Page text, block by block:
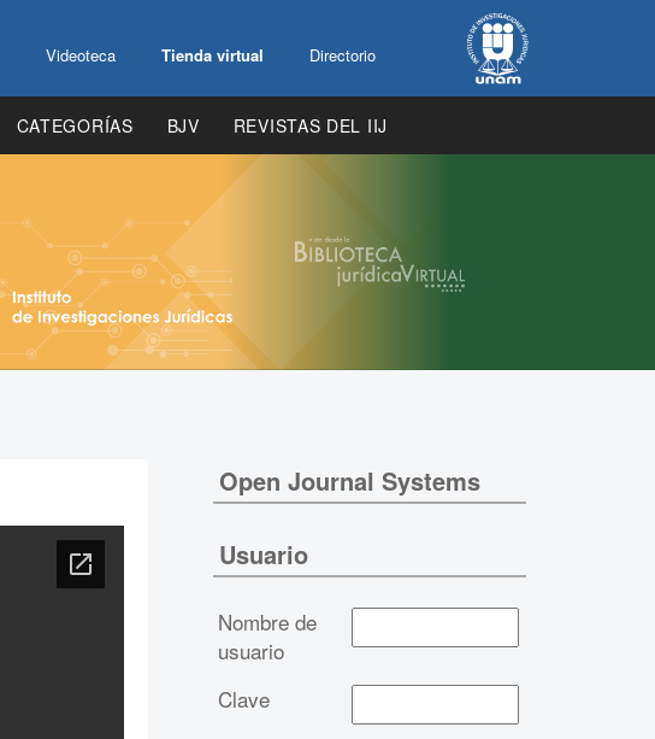
Videoteca Tienda virtual Directorio
CATEGORÍAS BJV REVISTAS DEL IIJ
Open Journal Systems
Usuario
Nombre de
usuario
Clave